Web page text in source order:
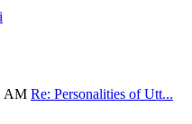
AM Re: Personalities of Utt...